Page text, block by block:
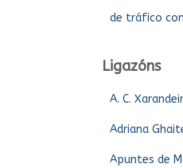
de tráfico
Ligazóns
A. C.
Adriana
Apuntes de